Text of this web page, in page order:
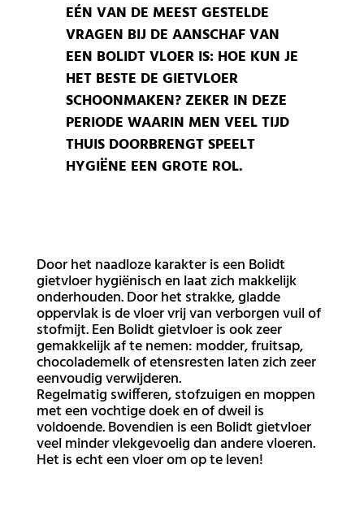
EÉN VAN DE MEEST GESTELDE
VRAGEN BIJ DE AANSCHAF VAN
EEN BOLIDT VLOER IS: HOE KUN JE
HET BESTE DE GIETVLOER
SCHOONMAKEN? ZEKER IN DEZE
PERIODE WAARIN MEN VEEL TIJD
THUIS DOORBRENGT SPEELT
HYGIËNE EEN GROTE ROL.
Door het naadloze karakter is een Bolidt
gietvloer hygiënisch en laat zich makkelijk
onderhouden. Door het strakke, gladde
oppervlak is de vloer vrij van verborgen vuil of
stofmijt. Een Bolidt gietvloer is ook zeer
gemakkelijk af te nemen: modder, fruitsap,
chocolademelk of etensresten laten zich zeer
eenvoudig verwijderen.
Regelmatig swifferen, stofzuigen en moppen
met een vochtige doek en of dweil is
voldoende. Bovendien is een Bolidt gietvloer
veel minder vlekgevoelig dan andere vloeren.
Het is echt een vloer om op te leven!